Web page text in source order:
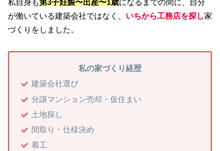
私自身も第3子妊娠〜出産〜1歳になるまでの間に、自分
が働いている建築会社ではなく、 いちから工務店を探し家
づくりをしました。
私の家づくり経歴
建築会社選び
分譲マンション売却・仮住まい
土地探し
間取り・仕様決め
着工